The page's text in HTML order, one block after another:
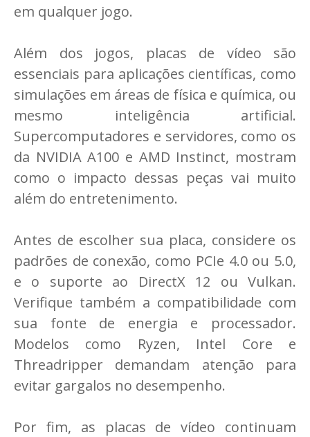
em qualquer jogo.
Além dos jogos, placas de vídeo são
essenciais para aplicações científicas, como
simulações em áreas de física e química, ou
mesmo inteligência artificial.
Supercomputadores e servidores, como os
da NVIDIA A100 e AMD Instinct, mostram
como o impacto dessas peças vai muito
além do entretenimento.
Antes de escolher sua placa, considere os
padrões de conexão, como PCIe 4.0 ou 5.0,
e o suporte ao DirectX 12 ou Vulkan.
Verifique também a compatibilidade com
sua fonte de energia e processador.
Modelos como Ryzen, Intel Core e
Threadripper demandam atenção para
evitar gargalos no desempenho.
Por fim, as placas de vídeo continuam